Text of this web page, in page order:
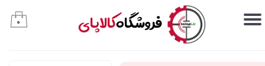
​فروشگاهکالاپای
حساب کاربری من
۰